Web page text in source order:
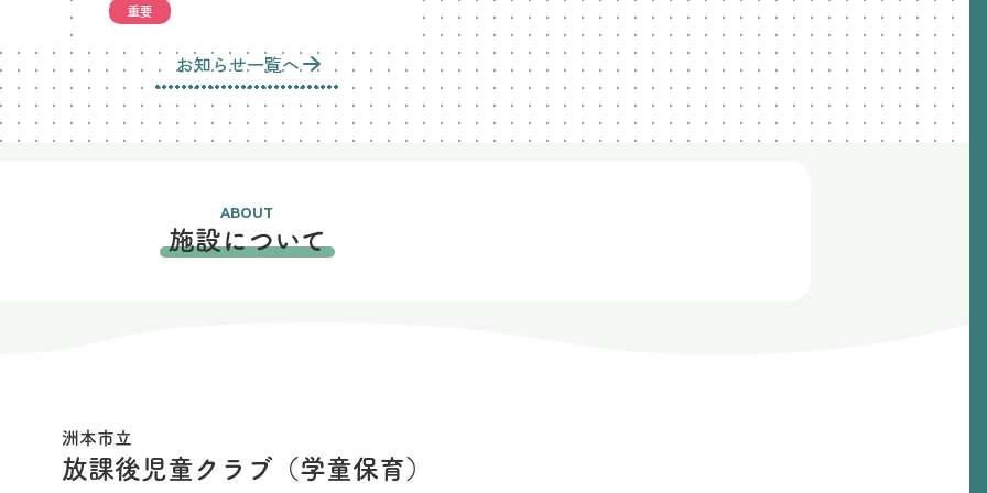
重要
お知らせ一覧へ
ABOUT
施設について
洲本市立
放課後児童クラブ（学童保育）